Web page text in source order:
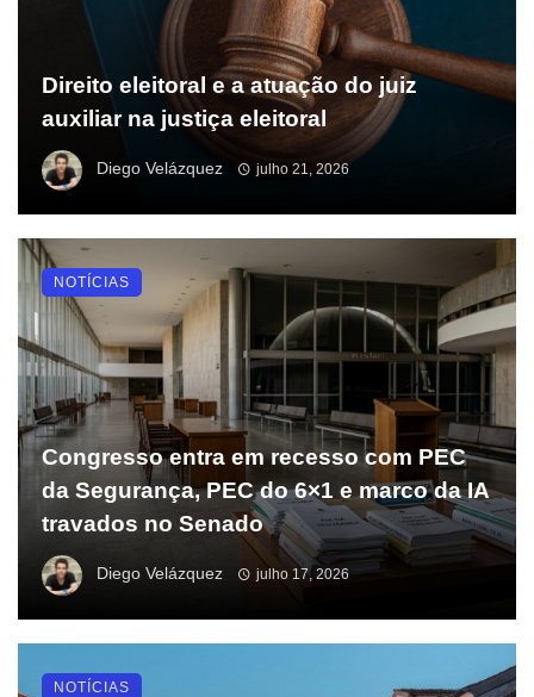
Direito eleitoral e a atuação do juiz
auxiliar na justiça eleitoral
Diego Velázquez julho 21, 2026
Congresso entra em recesso com PEC
da Segurança, PEC do 6×1 e marco da IA
travados no Senado
Diego Velázquez julho 17, 2026
NOTÍCIAS
NOTÍCIAS